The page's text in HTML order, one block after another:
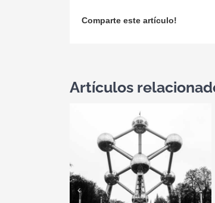
Comparte este artículo!
Artículos